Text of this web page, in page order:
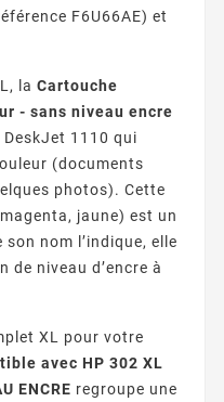
F6U66AE) et
la Cartouche
- sans niveau encre
1110 qui
(documents
photos). Cette
jaune) est un
nom l’indique, elle
de niveau d’encre à
XL pour votre
avec HP 302 XL
ENCRE regroupe une